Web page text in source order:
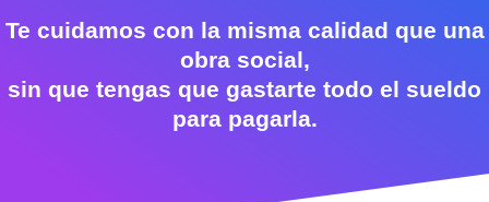
Te cuidamos con la misma calidad que una
obra social,
sin que tengas que gastarte todo el sueldo
para pagarla.